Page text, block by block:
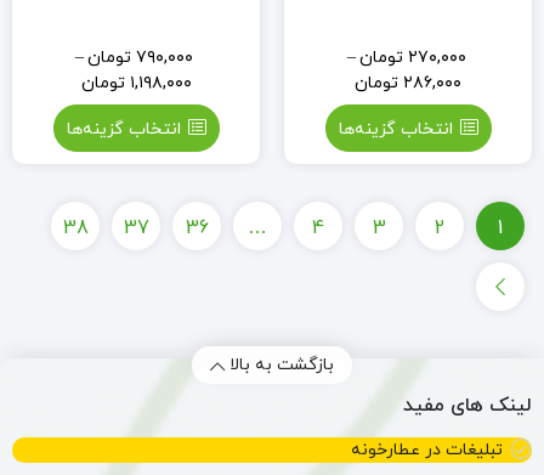
۲۷۰,۰۰۰ تومان–
۲۸۶,۰۰۰ تومان
انتخاب گزینه‌ها
۷۹۰,۰۰۰ تومان–
۱,۱۹۸,۰۰۰ تومان
انتخاب گزینه‌ها
1
2
3
4
…
36
37
38
بازگشت به بالا
لینک های مفید
تبلیغات در عطارخونه